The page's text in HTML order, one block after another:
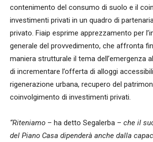
contenimento del consumo di suolo e il
investimenti privati in un quadro di
privato. Fiaip esprime apprezzamento per
generale del provvedimento, che affronta
maniera strutturale il tema dell’emergenza
di incrementare l’offerta di alloggi
rigenerazione urbana, recupero del
coinvolgimento di investimenti privati.
“Riteniamo – ha detto Segalerba – che il
del Piano Casa dipenderà anche dalla